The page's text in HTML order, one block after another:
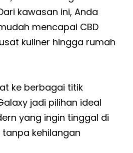
kawasan ini, Anda
mencapai CBD
kuliner hingga rumah
ke berbagai titik
jadi pilihan ideal
yang ingin tinggal di
kehilangan